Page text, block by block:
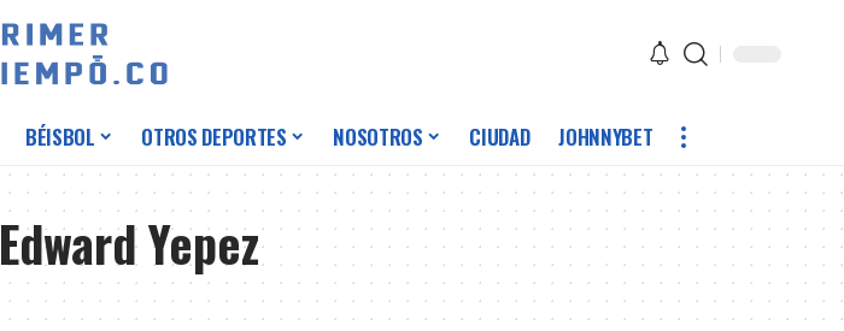
BÉISBOL OTROS DEPORTES NOSOTROS CIUDAD JOHNNYBET
Edward Yepez